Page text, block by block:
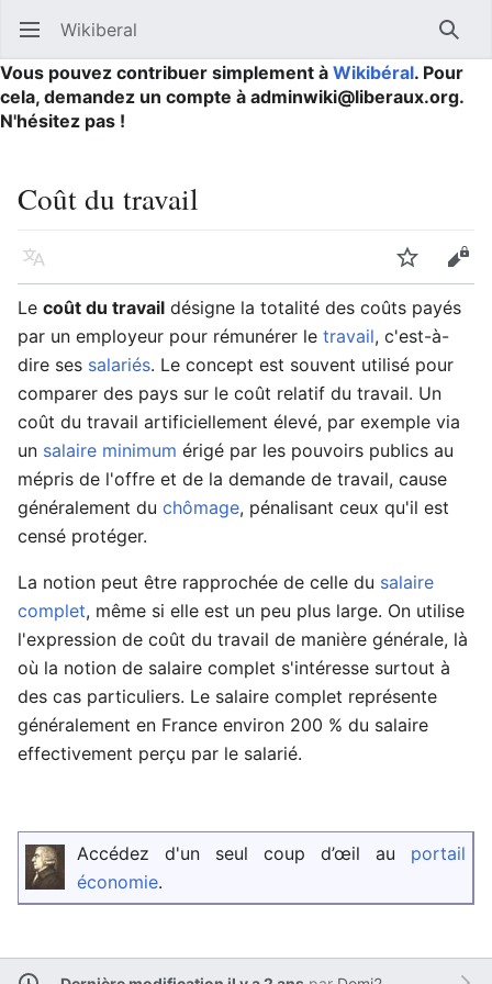
Ouvrir le menu principal Wikiberal
Vous pouvez contribuer simplement à Wikibéral. Pour
cela, demandez un compte à adminwiki@liberaux.org.
N'hésitez pas !
Coût du travail
Langue Suivre
Le coût du travail désigne la totalité des coûts payés
par un employeur pour rémunérer le travail, c'est-à-
dire ses salariés. Le concept est souvent utilisé pour
comparer des pays sur le coût relatif du travail. Un
coût du travail artificiellement élevé, par exemple via
un salaire minimum érigé par les pouvoirs publics au
mépris de l'offre et de la demande de travail, cause
généralement du chômage, pénalisant ceux qu'il est
censé protéger.
La notion peut être rapprochée de celle du salaire
complet, même si elle est un peu plus large. On utilise
l'expression de coût du travail de manière générale, là
où la notion de salaire complet s'intéresse surtout à
des cas particuliers. Le salaire complet représente
généralement en France environ 200 % du salaire
effectivement perçu par le salarié.
Accédez d'un seul coup d’œil au portail
économie.